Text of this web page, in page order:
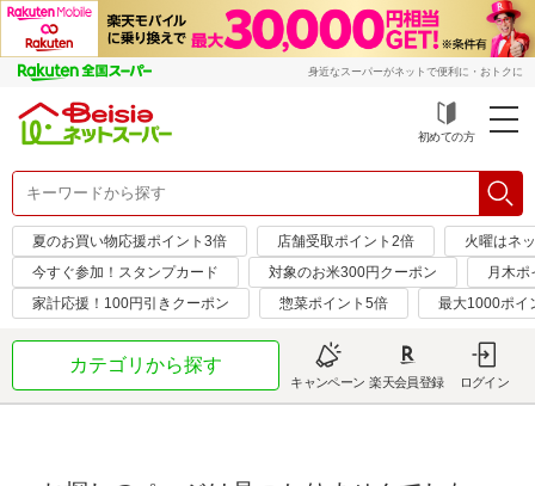
身近なスーパーがネットで便利に・おトクに
初めての方
夏のお買い物応援ポイント3倍 店舗受取ポイント2倍
火曜はネ
今すぐ参加！スタンプカード
対象のお米300円クーポン
月木
家計応援！100円引きクーポン
惣菜ポイント5倍 最大1000ポイ
カテゴリから探す
キャンペーン 楽天会員登録 ログイン